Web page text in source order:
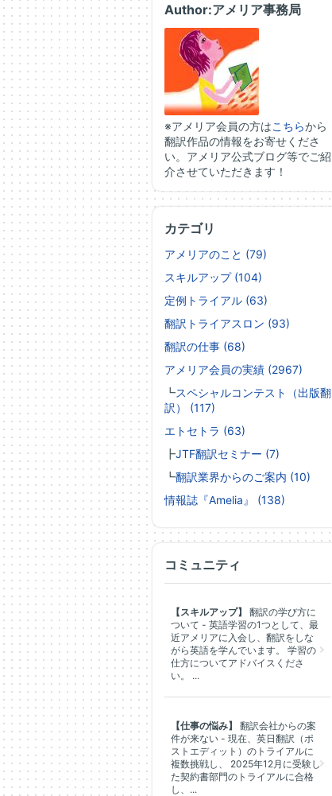
Author:アメリア事務局
※アメリア会員の方はこちらから
翻訳作品の情報をお寄せくださ
い。アメリア公式ブログ等でご紹
介させていただきます！
カテゴリ
アメリアのこと (79)
スキルアップ (104)
定例トライアル (63)
翻訳トライアスロン (93)
翻訳の仕事 (68)
アメリア会員の実績 (2967)
┗スペシャルコンテスト（出版翻
訳） (117)
エトセトラ (63)
┣JTF翻訳セミナー (7)
┗翻訳業界からのご案内 (10)
情報誌『Amelia』 (138)
コミュニティ
【スキルアップ】
翻訳の学び方に
ついて - 英語学習の1つとして、最
近アメリアに入会し、翻訳をしな
がら英語を学んでいます。 学習の
仕方についてアドバイスくださ
い。 ...
【仕事の悩み】
翻訳会社からの案
件が来ない - 現在、英日翻訳（ポ
ストエディット）のトライアルに
複数挑戦し、 2025年12月に受験し
た契約書部門のトライアルに合格
し、...